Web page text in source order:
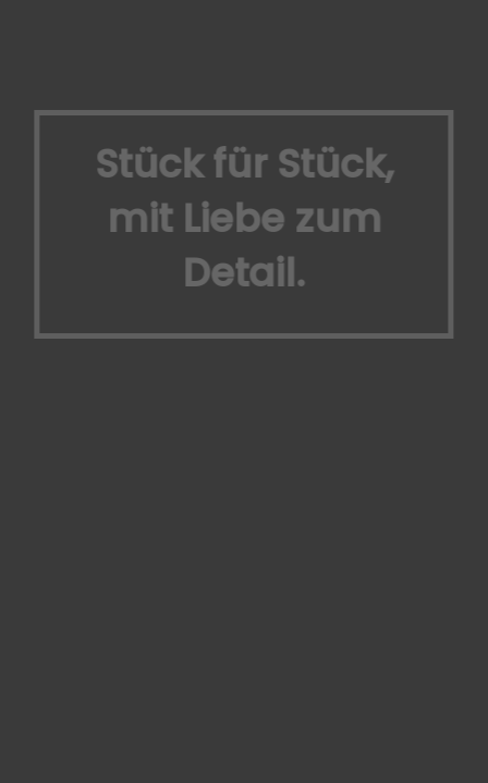
Stück für Stück,
mit Liebe zum
Detail.